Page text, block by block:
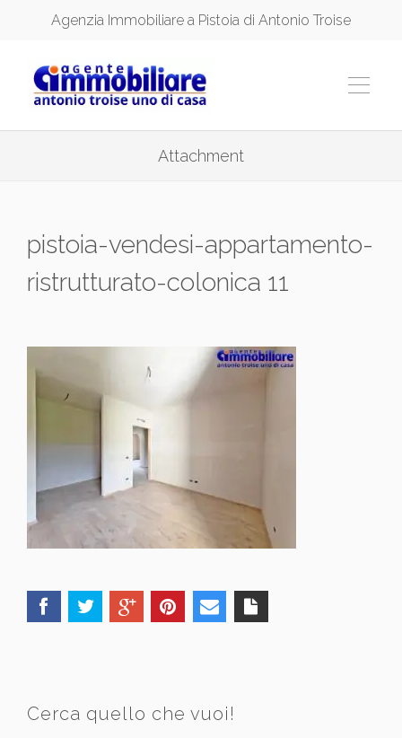
Agenzia Immobiliare a Pistoia di Antonio Troise
Attachment
pistoia-vendesi-appartamento-
ristrutturato-colonica 11
Cerca quello che vuoi!